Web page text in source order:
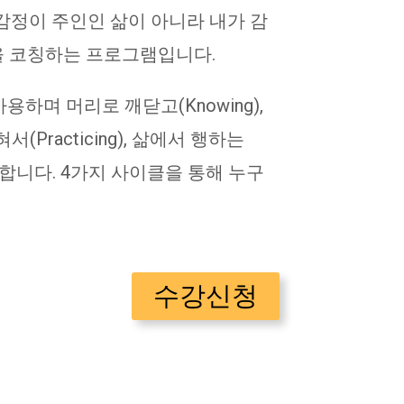
정이 주인인 삶이 아니라 내가 감
코칭하는 프로그램입니다.
하며 머리로 깨닫고(Knowing),
서(Practicing), 삶에서 행하는
니다. 4가지 사이클을 통해 누구
수강신청